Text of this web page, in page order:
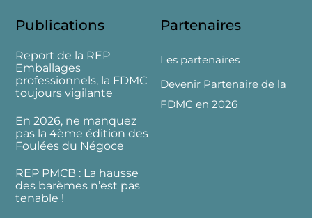
Publications
Report de la REP
Emballages
professionnels, la FDMC
toujours vigilante
En 2026, ne manquez
pas la 4ème édition des
Foulées du Négoce
REP PMCB : La hausse
des barèmes n’est pas
tenable !
Partenaires
Les partenaires
Devenir Partenaire de la
FDMC en 2026